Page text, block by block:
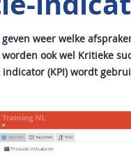
weer welke
ook wel Kritieke
(KPI) wordt